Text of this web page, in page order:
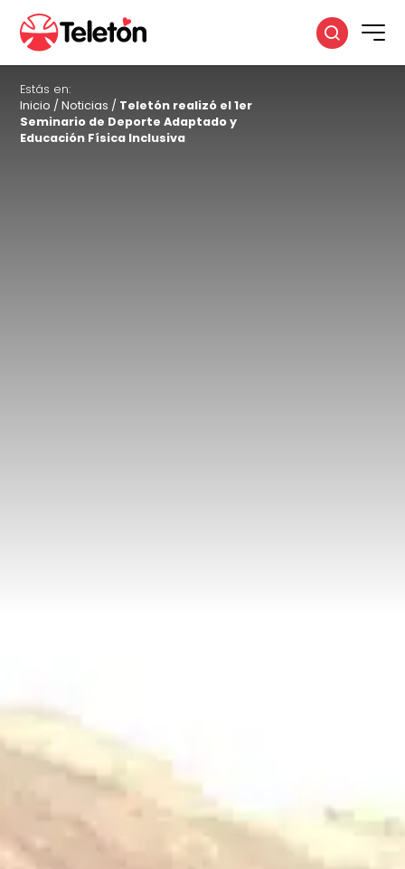
Estás en:
Inicio /Noticias / Teletón realizó el 1er
Seminario de Deporte Adaptado y
Educación Física Inclusiva